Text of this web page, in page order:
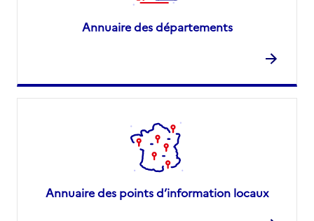
Annuaire des départements
Annuaire des points d’information locaux